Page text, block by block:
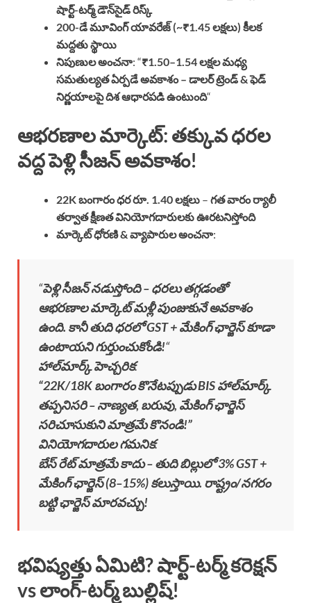
షార్ట్-టర్మ్ డౌన్‌సైడ్ రిస్క్
200-డే మూవింగ్ యావరేజ్ (~₹1.45 లక్షలు) కీలక
మద్దతు స్థాయి
నిపుణుల అంచనా: “₹1.50–1.54 లక్షల మధ్య
సమతుల్యత ఏర్పడే అవకాశం – డాలర్ ట్రెండ్ & ఫెడ్
నిర్ణయాలపై దిశ ఆధారపడి ఉంటుంది“
ఆభరణాల మార్కెట్: తక్కువ ధరల
వద్ద పెళ్లి సీజన్ అవకాశం!
22K బంగారం ధర రూ. 1.40 లక్షలు – గత వారం ర్యాలీ
తర్వాత క్షీణత వినియోగదారులకు ఊరటనిస్తోంది
మార్కెట్ ధోరణి & వ్యాపారుల అంచనా:
“పెళ్లి సీజన్ నడుస్తోంది – ధరలు తగ్గడంతో
ఆభరణాల మార్కెట్ మళ్లీ పుంజుకునే అవకాశం
ఉంది. కానీ తుది ధరలో GST + మేకింగ్ ఛార్జెస్ కూడా
ఉంటాయని గుర్తుంచుకోండి!“
హాల్‌మార్క్ హెచ్చరిక:
“22K/18K బంగారం కొనేటప్పుడు BIS హాల్‌మార్క్
తప్పనిసరి – నాణ్యత, బరువు, మేకింగ్ ఛార్జెస్
సరిచూసుకుని మాత్రమే కొనండి!”
వినియోగదారుల గమనిక:
బేస్ రేట్ మాత్రమే కాదు – తుది బిల్లులో 3% GST +
మేకింగ్ ఛార్జెస్ (8–15%) కలుస్తాయి. రాష్ట్రం/నగరం
బట్టి ఛార్జెస్ మారవచ్చు!
భవిష్యత్తు ఏమిటి? షార్ట్-టర్మ్ కరెక్షన్
vs లాంగ్-టర్మ్ బుల్లిష్!